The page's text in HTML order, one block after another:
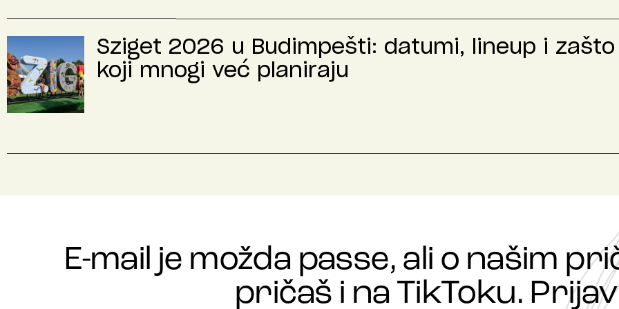
Sziget 2026 u Budimpešti: datumi, lineup i
koji mnogi već planiraju
E-mail je možda passe, ali o našim
pričaš i na TikToku.